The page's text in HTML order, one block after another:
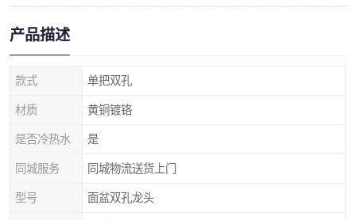
产品描述
款式 单把双孔
材质 黄铜镀铬
是否冷热水 是
同城服务 同城物流送货上门
型号 面盆双孔龙头